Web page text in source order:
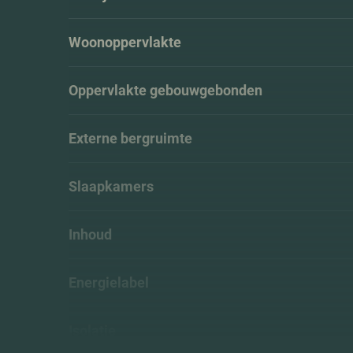
Woonoppervlakte
Oppervlakte gebouwgebonden
Externe bergruimte
Slaapkamers
Inhoud
Energielabel